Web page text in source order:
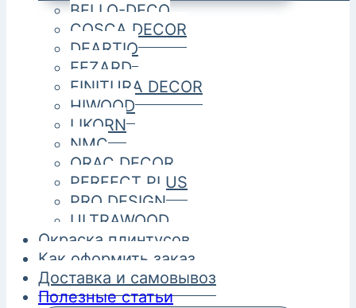
BELLO-DECO
COSCA DECOR
DEARTIO
FEZARD
FINITURA DECOR
HIWOOD
LIKORN
NMC
ORAC DECOR
PERFECT PLUS
PRO DESIGN
ULTRAWOOD
Окраска плинтусов
Как оформить заказ
Доставка и самовывоз
Полезные статьи